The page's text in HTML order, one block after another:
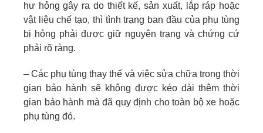
hư hỏng gây ra do thiết kế, sản xuất, lắp ráp hoặc
vật liệu chế tạo, thì tình trạng ban đầu của phụ tùng
bị hỏng phải được giữ nguyên trạng và chứng cứ
phải rõ ràng.
– Các phụ tùng thay thế và việc sửa chữa trong thời
gian bảo hành sẽ không được kéo dài thêm thời
gian bảo hành mà đã quy định cho toàn bộ xe hoặc
phụ tùng đó.